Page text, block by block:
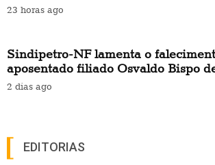
23 horas ago
Sindipetro-NF lamenta o
aposentado filiado Osvaldo Bispo
2 dias ago
EDITORIAS